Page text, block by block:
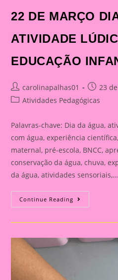
22 DE MARÇO
ATIVIDADE
EDUCAÇÃO
Post
author:
carolinapalhas01
Post
published:
23
PostAtividades Pedagógicas
Palavras-chave: Dia da água,
com água, experiência
maternal, pré-escola, BNCC,
conservação da água, chuva,
da água, atividades sensoriais,…
Continue Reading 22
DE
DIA
ATIVIDADE
PARA